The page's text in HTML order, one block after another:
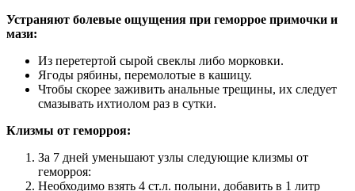
Устраняют болевые ощущения при геморрое примочки и
мази:
Из перетертой сырой свеклы либо морковки.
Ягоды рябины, перемолотые в кашицу.
Чтобы скорее заживить анальные трещины, их следует
смазывать ихтиолом раз в сутки.
Клизмы от геморроя:
За 7 дней уменьшают узлы следующие клизмы от
геморроя:
Необходимо взять 4 ст.л. полыни, добавить в 1 литр